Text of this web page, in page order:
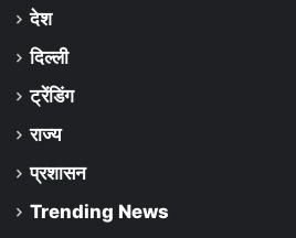
देश
दिल्ली
ट्रेंडिंग
राज्य
प्रशासन
Trending News